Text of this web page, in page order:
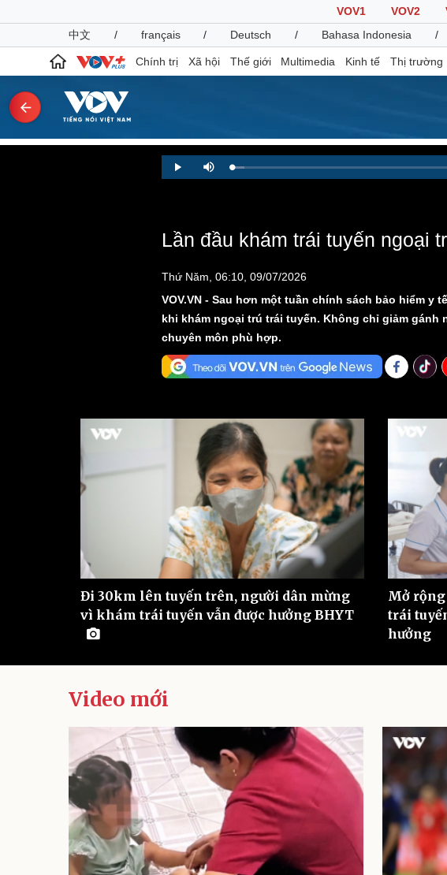
VOV1 VOV2
中文
/ français / Deutsch / Bahasa Indonesia /
Chính trị Xã hội Thế giới Multimedia Kinh tế Thị trường
Xã hội
Dấu ấn VOV
Việc làm
Thế giới
Quân sự - Quốc phòng
Vũ khí
Việt Nam
Thể thao
Bóng đá
eSports
Hậu trường
Dinh dưỡng - món ngon
Cây thuốc
Sản phụ khoa
Nhi khoa
Nam khoa
Phòng mạch online
Ăn sạch sống khỏe
Nhà đẹp
Blog
Tình yêu - Gia đình
Sân khấu -
Âm nhạc
Cải chính
Play Mute Loaded:
2.11%
Lần đầu khám trái tuyến ngoại
Thứ Năm, 06:10, 09/07/2026
VOV.VN - Sau hơn một tuần chính sách bảo hiểm
khi khám ngoại trú trái tuyến. Không chỉ giảm
chuyên môn phù hợp.
Đi 30km lên tuyến trên, người dân mừng
vì khám trái tuyến vẫn được hưởng BHYT
Mở
trái
hưởng
Video mới